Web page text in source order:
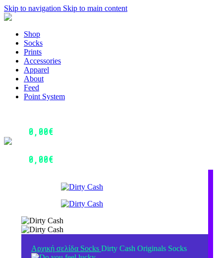
Skip to navigation Skip to main content
Shop
Socks
Prints
Accessories
Apparel
About
Feed
Point System
0,00€
0,00€
Αρχική σελίδα Socks Dirty Cash Originals Socks